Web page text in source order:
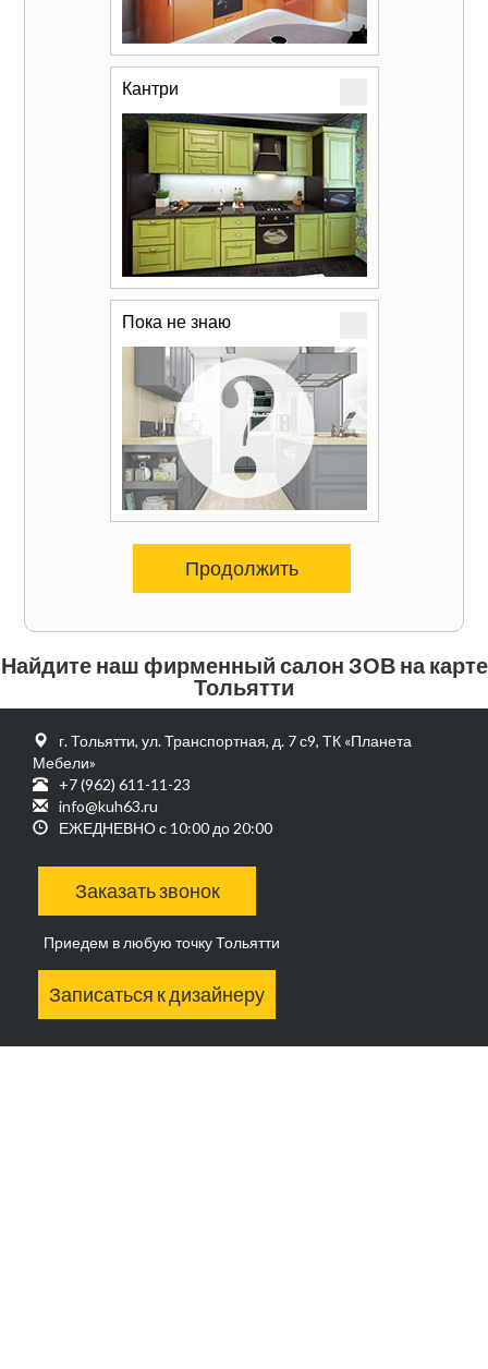
Кантри
Пока не знаю
Продолжить
Найдите наш фирменный салон ЗОВ на карте
Тольятти
г. Тольятти, ул. Транспортная, д. 7 с9, ТК «Планета
Мебели»
+7 (962) 611-11-23
info@kuh63.ru
ЕЖЕДНЕВНО с 10:00 до 20:00
Заказать звонок
Приедем в любую точку Тольятти
Записаться к дизайнеру